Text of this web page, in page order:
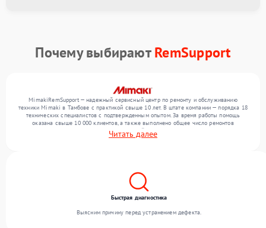
Почему выбираютRemSupport
MimakiRemSupport — надежный сервисный центр по ремонту и обслуживанию
техники Mimaki в Тамбове с практикой свыше 10 лет. В штате компании — порядка 18
технических специалистов с подтвержденным опытом. За время работы помощь
оказана свыше 10 000 клиентов, а также выполнено общее число ремонтов
превысило 12 000. Ежемесячно в сервисный центр поступает свыше 300 единиц
техники, включая , , . Мы устраняем поломки любой сложности и поддерживаем
Читать далее
Быстрая диагностика
Выясним причину перед устранением дефекта.